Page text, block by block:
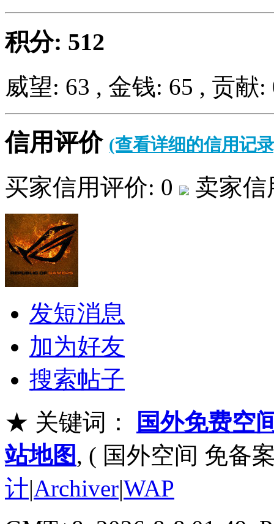
积分: 512
威望: 63 , 金钱: 65 , 贡献:
信用评价 (查看详细的信用记
买家信用评价: 0 卖家
发短消息
加为好友
搜索帖子
★ 关键词：
国外免费空
站地图, ( 国外空间 免备
计|Archiver|WAP